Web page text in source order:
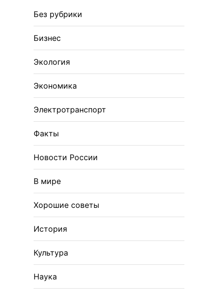
Без рубрики
Бизнес
Экология
Экономика
Электротранспорт
Факты
Новости России
В мире
Хорошие советы
История
Культура
Наука